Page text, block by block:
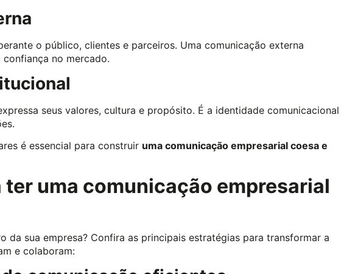
o público, clientes e parceiros. Uma comunicação externa
no mercado.
seus valores, cultura e propósito. É a identidade comunicacional
é essencial para construir uma comunicação empresarial coesa e
uma comunicação empresarial
da sua empresa? Confira as principais estratégias para transformar a
e colaboram: